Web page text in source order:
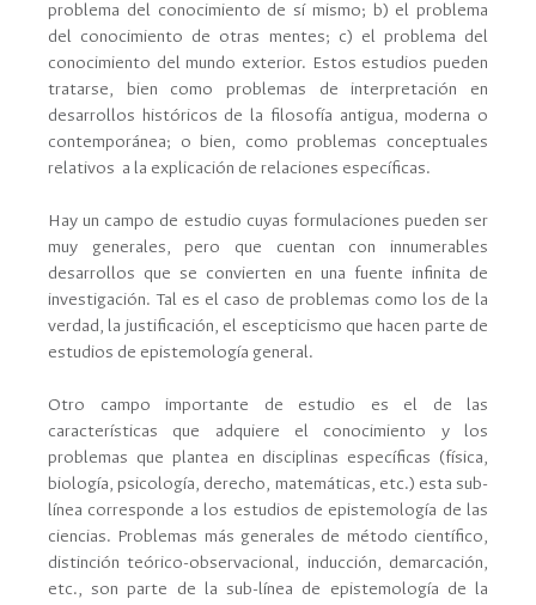
problema del conocimiento de sí mismo; b) el problema
del conocimiento de otras mentes; c) el problema del
conocimiento del mundo exterior. Estos estudios pueden
tratarse, bien como problemas de interpretación en
desarrollos históricos de la filosofía antigua, moderna o
contemporánea; o bien, como problemas conceptuales
relativos a la explicación de relaciones específicas.
Hay un campo de estudio cuyas formulaciones pueden ser
muy generales, pero que cuentan con innumerables
desarrollos que se convierten en una fuente infinita de
investigación. Tal es el caso de problemas como los de la
verdad, la justificación, el escepticismo que hacen parte de
estudios de epistemología general.
Otro campo importante de estudio es el de las
características que adquiere el conocimiento y los
problemas que plantea en disciplinas específicas (física,
biología, psicología, derecho, matemáticas, etc.) esta sub-
línea corresponde a los estudios de epistemología de las
ciencias. Problemas más generales de método científico,
distinción teórico-observacional, inducción, demarcación,
etc., son parte de la sub-línea de epistemología de la